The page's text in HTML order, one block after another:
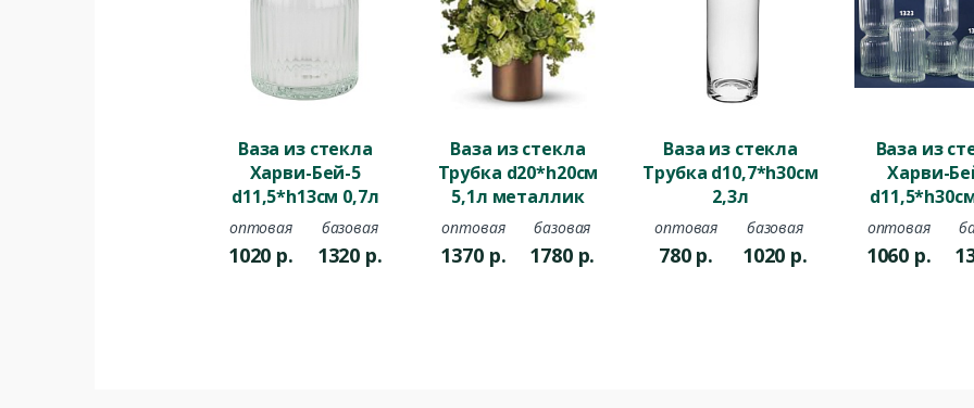
Ваза из стекла
Харви-Бей-5
d11,5*h13см 0,7л
текстурная
оптовая
1020 р.
базовая
1320 р.
Ваза из стекла
Трубка d20*h20см
5,1л металлик
шоколадный
оптовая
1370 р.
базовая
1780 р.
Ваза из стекла
Трубка d10,7*h30см
2,3л
оптовая
780 р.
базовая
1020 р.
Ваза из
Харви-
оптовая
1060 р.